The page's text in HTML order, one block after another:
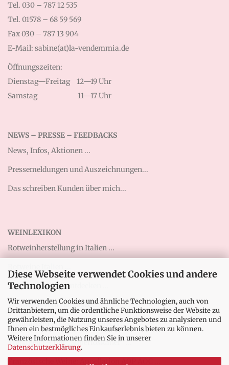
Diese Webseite verwendet Cookies und andere
Technologien
Wir verwenden Cookies und ähnliche Technologien, auch von
Drittanbietern, um die ordentliche Funktionsweise der Website zu
gewährleisten, die Nutzung unseres Angebotes zu analysieren und
Ihnen ein bestmögliches Einkaufserlebnis bieten zu können.
Weitere Informationen finden Sie in unserer
Datenschutzerklärung.
Tel. 030 – 787 12 535
Tel. 01578 – 68 59 569
Fax 030 – 787 13 904
E-Mail: sabine(at)la-vendemmia.de
Öffnungszeiten:
Dienstag—Freitag
Samstag
12—19 Uhr
11—17 Uhr
NEWS – PRESSE – FEEDBACKS
News, Infos, Aktionen ...
Pressemeldungen und Auszeichnungen...
Das schreiben Kunden über mich...
WEINLEXIKON
Rotweinherstellung in Italien ...
Abruzzen-Weine entdecken ...
Weißwein vom Gardasee ...
Qualitätsstufen IGT, DOC, DOCG ...
Tignanello – Der „Supertoskaner“ ...